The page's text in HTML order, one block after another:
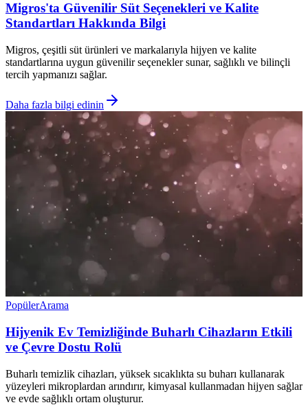
Migros'ta Güvenilir Süt Seçenekleri ve Kalite
Standartları Hakkında Bilgi
Migros, çeşitli süt ürünleri ve markalarıyla hijyen ve kalite
standartlarına uygun güvenilir seçenekler sunar, sağlıklı ve bilinçli
tercih yapmanızı sağlar.
Daha fazla bilgi edinin
PopülerArama
Hijyenik Ev Temizliğinde Buharlı Cihazların Etkili
ve Çevre Dostu Rolü
Buharlı temizlik cihazları, yüksek sıcaklıkta su buharı kullanarak
yüzeyleri mikroplardan arındırır, kimyasal kullanmadan hijyen sağlar
ve evde sağlıklı ortam oluşturur.